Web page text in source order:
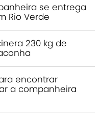
se entrega
Rio Verde
230 kg de
encontrar
a companheira